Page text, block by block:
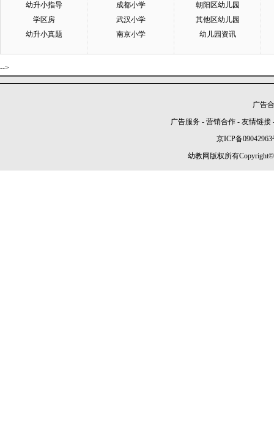
幼升小指导
学区房
幼升小真题
成都小学
武汉小学
南京小学
朝阳区幼儿园
其他区幼儿园
幼儿园资讯
-->
广告
广告服务 - 营销合作 - 友情链接
京ICP备09042963
幼教网版权所有